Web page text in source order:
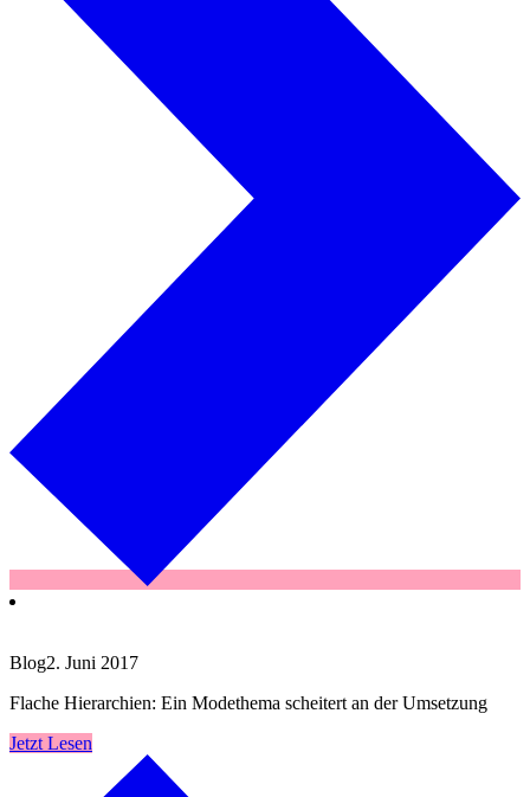
Blog2. Juni 2017
Flache Hierarchien: Ein Modethema scheitert an der Umsetzung
Jetzt Lesen